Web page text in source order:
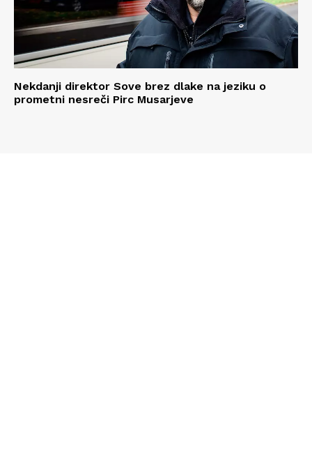
Nekdanji direktor Sove brez dlake na jeziku o
prometni nesreči Pirc Musarjeve